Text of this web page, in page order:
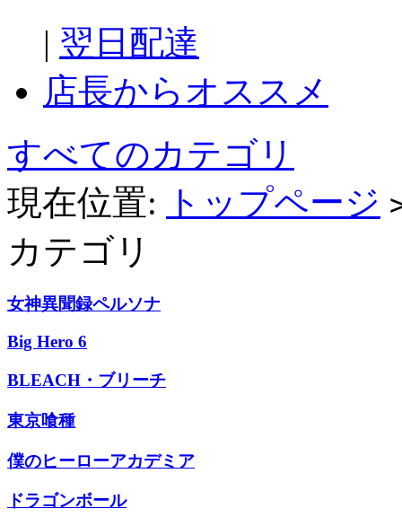
| 翌日配達
店長からオススメ
すべてのカテゴリ
現在位置:
トップページ
カテゴリ
女神異聞録ペルソナ
Big Hero 6
BLEACH・ブリーチ
東京喰種
僕のヒーローアカデミア
ドラゴンボール